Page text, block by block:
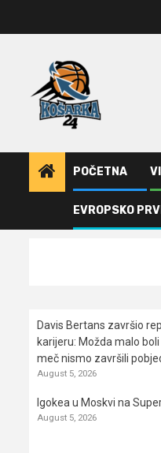
POČETNA
EVROPSKO
Evroliga
Davis Bertans završio
karijeru: Možda malo
meč nismo završili
August 5, 2026
Igokea u Moskvi na
August 5, 2026